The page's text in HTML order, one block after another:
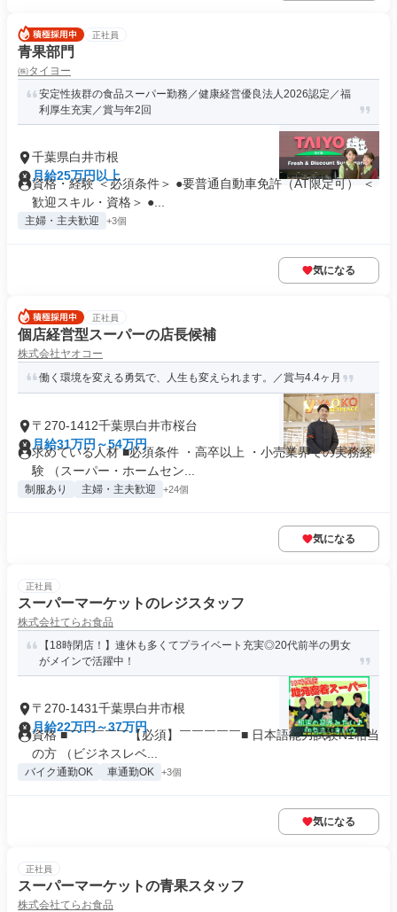
正社員
青果部門
㈱タイヨー
安定性抜群の食品スーパー勤務／健康経営優良法人2026認定／福
利厚生充実／賞与年2回
千葉県白井市根
月給25万円以上
資格・経験 ＜必須条件＞ ●要普通自動車免許（AT限定可） ＜
歓迎スキル・資格＞ ●...
主婦・主夫歓迎 +3個
気になる
正社員
個店経営型スーパーの店長候補
株式会社ヤオコー
働く環境を変える勇気で、人生も変えられます。／賞与4.4ヶ月
〒270-1412千葉県白井市桜台
月給31万円～54万円
求めている人材 ■必須条件 ・高卒以上 ・小売業界での実務経
験 （スーパー・ホームセン...
制服あり 主婦・主夫歓迎 +24個
気になる
正社員
スーパーマーケットのレジスタッフ
株式会社てらお食品
【18時閉店！】連休も多くてプライベート充実◎20代前半の男女
がメインで活躍中！
〒270-1431千葉県白井市根
月給22万円～37万円
資格 ■￣￣￣￣￣【必須】￣￣￣￣￣■ 日本語能力試験N1相当
の方 （ビジネスレベ...
バイク通勤OK 車通勤OK +3個
気になる
正社員
スーパーマーケットの青果スタッフ
株式会社てらお食品